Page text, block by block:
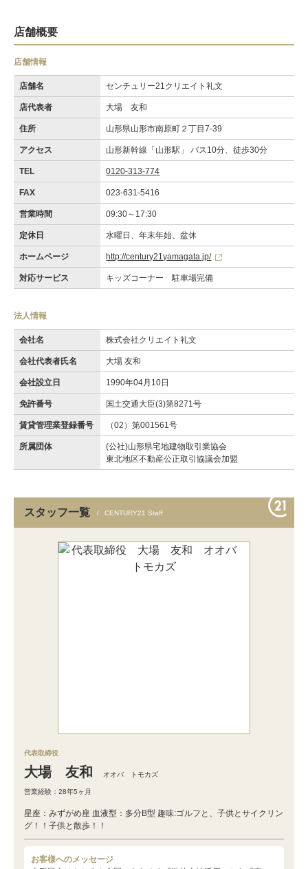
店舗概要
店舗情報
店舗名 センチュリー21クリエイト礼文
店代表者 大場 友和
住所 山形県山形市南原町２丁目7-39
アクセス 山形新幹線「山形駅」 バス10分、徒歩30分
TEL 0120-313-774
FAX 023-631-5416
営業時間 09:30～17:30
定休日 水曜日、年末年始、盆休
ホームページ http://century21yamagata.jp/
対応サービス キッズコーナー 駐車場完備
法人情報
会社名 株式会社クリエイト礼文
会社代表者氏名 大場 友和
会社設立日 1990年04月10日
免許番号 国土交通大臣(3)第8271号
賃貸管理業登録番号 （02）第001561号
所属団体
(公社)山形県宅地建物取引業協会
東北地区不動産公正取引協議会加盟
スタッフ一覧 CENTURY21 Staff
代表取締役
大場 友和 オオバ トモカズ
営業経験：28年5ヶ月
星座：みずがめ座 血液型：多分B型 趣味:ゴルフと、子供とサイクリン
グ！！子供と散歩！！
お客様へのメッセージ